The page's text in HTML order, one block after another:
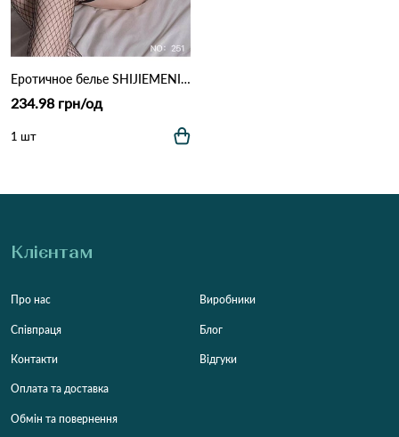
Еротичное белье SHIJIEMENINV 251 Чорний
234.98 грн/од
1 шт
Клієнтам
Про нас
Співпраця
Контакти
Оплата та доставка
Обмін та повернення
Виробники
Блог
Відгуки